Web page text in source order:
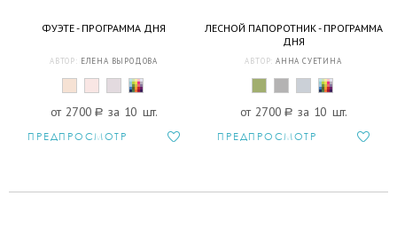
ФУЭТЕ - ПРОГРАММА ДНЯ
АВТОР: ЕЛЕНА ВЫРОДОВА
от 2700 a за 10 шт.
ПРЕДПРОСМОТР
ЛЕСНОЙ ПАПОРОТНИК - ПРОГРАММА
ДНЯ
АВТОР: АННА СУЕТИНА
от 2700 a за 10 шт.
ПРЕДПРОСМОТР